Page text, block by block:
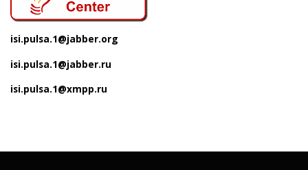
isi.pulsa.1@jabber.org
isi.pulsa.1@jabber.ru
isi.pulsa.1@xmpp.ru